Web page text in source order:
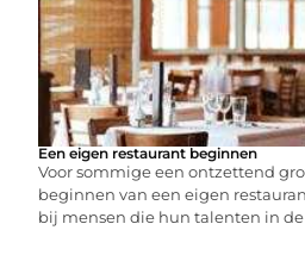
Een eigen restaurant beginnen
Voor sommige een ontzettend
beginnen van een eigen
bij mensen die hun talenten in